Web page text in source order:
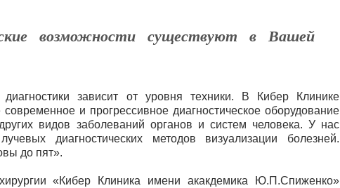
возможности существуют в Вашей
зависит от уровня техники. В Кибер Клинике
и прогрессивное диагностическое оборудование
видов заболеваний органов и систем человека. У нас
диагностических методов визуализации болезней.
до пят».
«Кибер Клиника имени акакдемика Ю.П.Спиженко»